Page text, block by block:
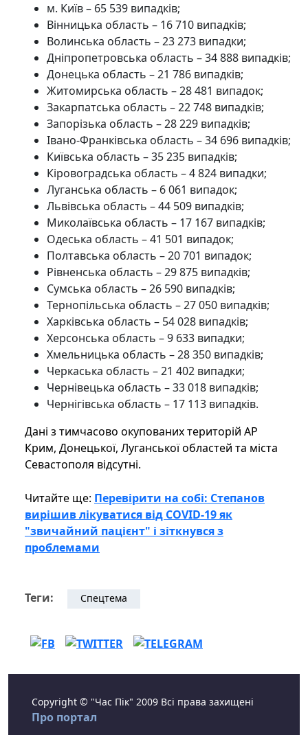
м. Київ – 65 539 випадків;
Вінницька область – 16 710 випадків;
Волинська область – 23 273 випадки;
Дніпропетровська область – 34 888 випадків;
Донецька область – 21 786 випадків;
Житомирська область – 28 481 випадок;
Закарпатська область – 22 748 випадків;
Запорізька область – 28 229 випадків;
Івано-Франківська область – 34 696 випадків;
Київська область – 35 235 випадків;
Кіровоградська область – 4 824 випадки;
Луганська область – 6 061 випадок;
Львівська область – 44 509 випадків;
Миколаївська область – 17 167 випадків;
Одеська область – 41 501 випадок;
Полтавська область – 20 701 випадок;
Рівненська область – 29 875 випадків;
Сумська область – 26 590 випадків;
Тернопільська область – 27 050 випадків;
Харківська область – 54 028 випадків;
Херсонська область – 9 633 випадки;
Хмельницька область – 28 350 випадків;
Черкаська область – 21 402 випадки;
Чернівецька область – 33 018 випадків;
Чернігівська область – 17 113 випадків.
Дані з тимчасово окупованих територій АР
Крим, Донецької, Луганської областей та міста
Севастополя відсутні.
Читайте ще: Перевірити на собі: Степанов
вирішив лікуватися від COVID-19 як
"звичайний пацієнт" і зіткнувся з
проблемами
Теги: Спецтема
Copyright © "Час Пік" 2009 Всі права захищені
Про портал